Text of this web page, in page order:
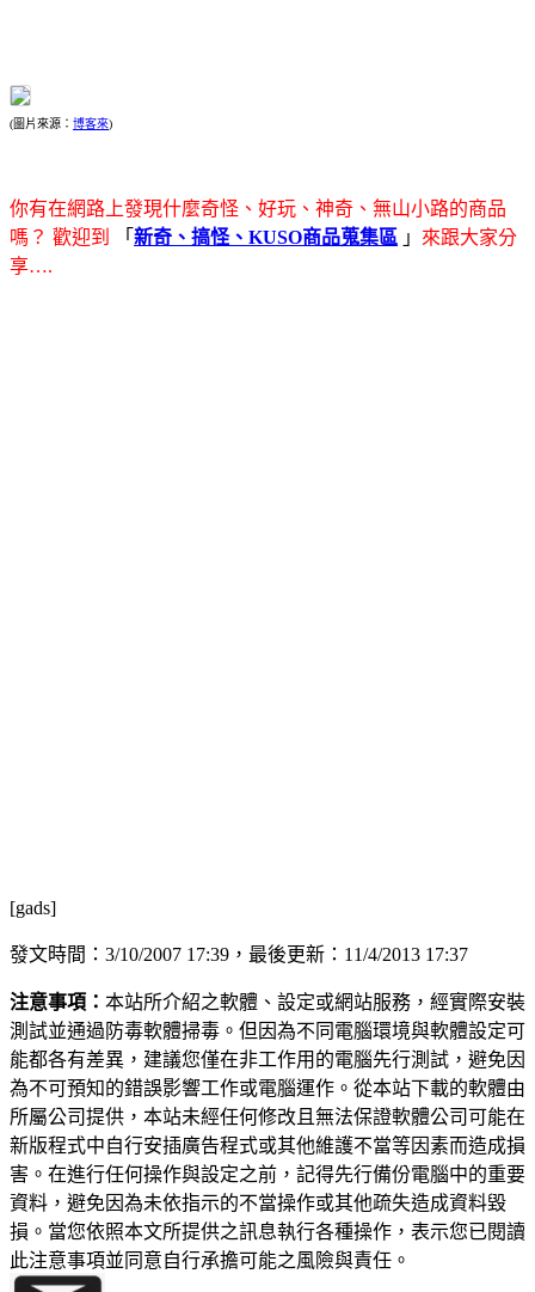
(圖片來源： 博客來)
你有在網路上發現什麼奇怪、好玩、神奇、無山小路的商品
嗎？ 歡迎到
「 新奇、搞怪、KUSO商品蒐集區 」 來跟大家分
享….
[gads]
發文時間：3/10/2007 17:39，最後更新：11/4/2013 17:37
注意事項： 本站所介紹之軟體、設定或網站服務，經實際安裝
測試並通過防毒軟體掃毒。但因為不同電腦環境與軟體設定可
能都各有差異，建議您僅在非工作用的電腦先行測試，避免因
為不可預知的錯誤影響工作或電腦運作。從本站下載的軟體由
所屬公司提供，本站未經任何修改且無法保證軟體公司可能在
新版程式中自行安插廣告程式或其他維護不當等因素而造成損
害。在進行任何操作與設定之前，記得先行備份電腦中的重要
資料，避免因為未依指示的不當操作或其他疏失造成資料毀
損。當您依照本文所提供之訊息執行各種操作，表示您已閱讀
此注意事項並同意自行承擔可能之風險與責任。